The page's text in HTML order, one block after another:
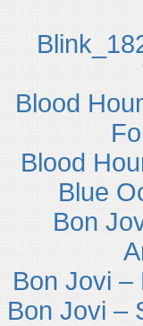
Blood
Blood
Blue
Bon
Bon Jovi –
Bon Jovi –